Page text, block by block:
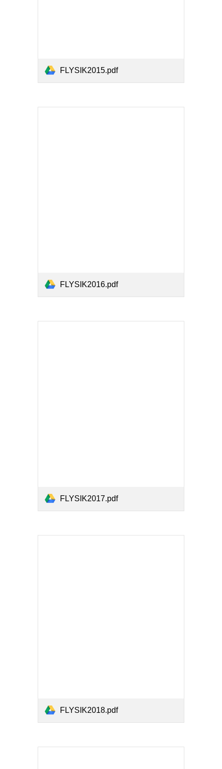
FLYSIK2015.pdf
FLYSIK2016.pdf
FLYSIK2017.pdf
FLYSIK2018.pdf